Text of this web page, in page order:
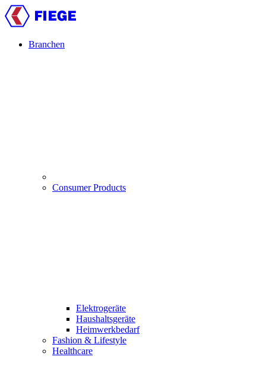
Direkt
zum
Branchen
Consumer Products
Elektrogeräte
Haushaltsgeräte
Heimwerkbedarf
Fashion & Lifestyle
Healthcare